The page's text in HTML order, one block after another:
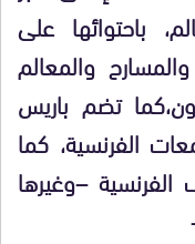
باحتوائها على
والمعالم
تضم باريس
الفرنسية، كما
–وغيرها